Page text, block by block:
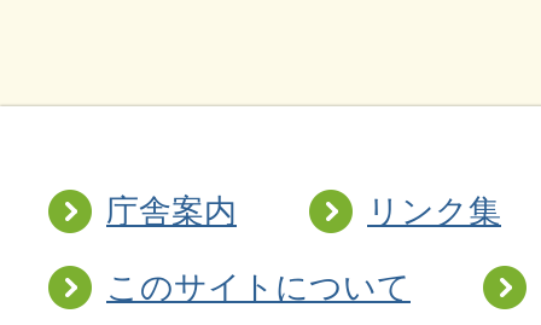
庁舎案内
リンク集
このサイトについて